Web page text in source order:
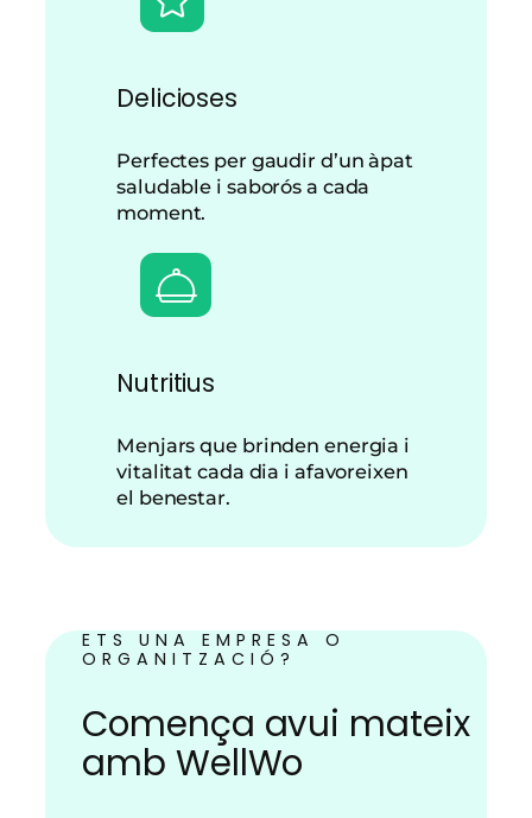
Delicioses
Perfectes per gaudir d’un àpat
saludable i saborós a cada
moment.
Nutritius
Menjars que brinden energia i
vitalitat cada dia i afavoreixen
el benestar.
ETS UNA EMPRESA O
ORGANITZACIÓ?
Comença avui mateix
amb WellWo